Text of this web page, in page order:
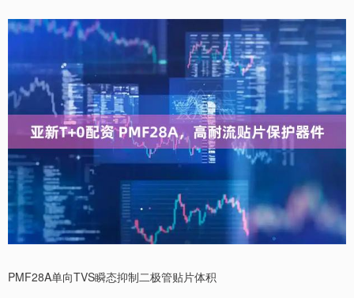
PMF28A单向TVS瞬态抑制二极管贴片体积